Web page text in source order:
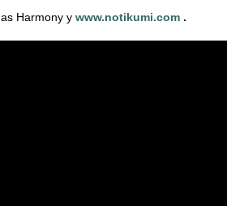
Harmony y www.notikumi.com .